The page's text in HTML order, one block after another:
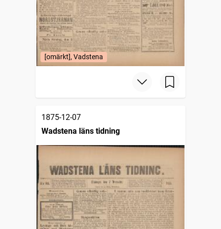
[omärkt], Vadstena
1875-12-07
Wadstena läns tidning